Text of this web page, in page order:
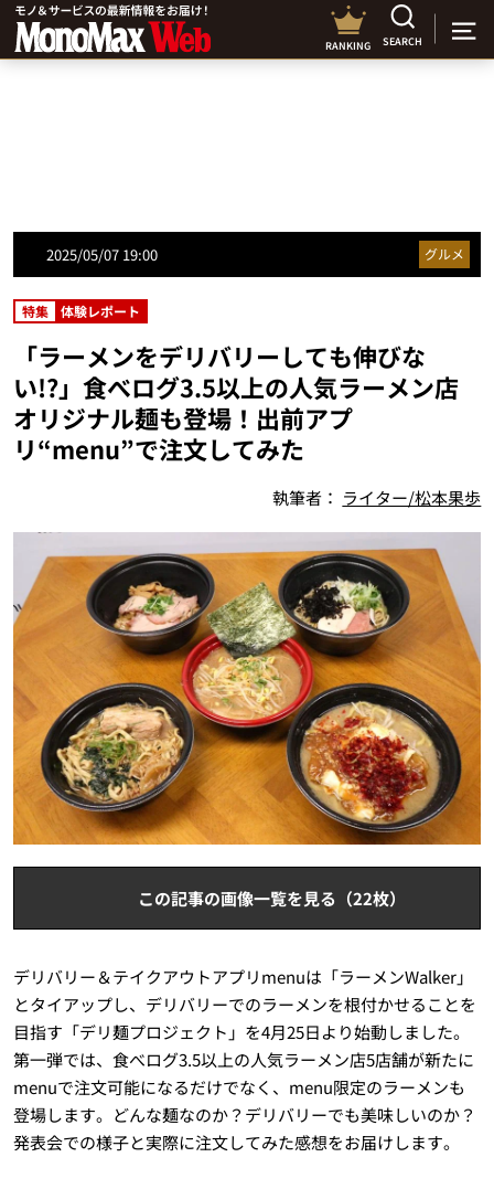
RANKING SEARCH
2025/05/07 19:00 グルメ
特集 体験レポート
「ラーメンをデリバリーしても伸びな
い!?」食べログ3.5以上の人気ラーメン店
オリジナル麺も登場！出前アプ
リ“menu”で注文してみた
執筆者： ライター/松本果歩
この記事の画像一覧を見る（22枚）
デリバリー＆テイクアウトアプリmenuは「ラーメンWalker」
とタイアップし、デリバリーでのラーメンを根付かせることを
目指す「デリ麺プロジェクト」を4月25日より始動しました。
第一弾では、食べログ3.5以上の人気ラーメン店5店舗が新たに
menuで注文可能になるだけでなく、menu限定のラーメンも
登場します。どんな麺なのか？デリバリーでも美味しいのか？
発表会での様子と実際に注文してみた感想をお届けします。